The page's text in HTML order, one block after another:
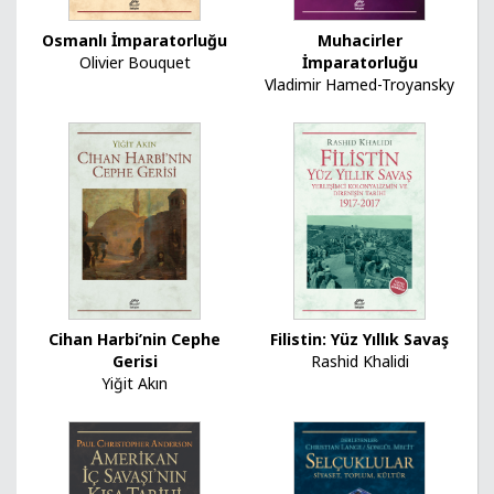
Osmanlı İmparatorluğu
Olivier Bouquet
Muhacirler
İmparatorluğu
Vladimir Hamed-Troyansky
Cihan Harbi’nin Cephe
Gerisi
Yiğit Akın
Filistin: Yüz Yıllık Savaş
Rashid Khalidi